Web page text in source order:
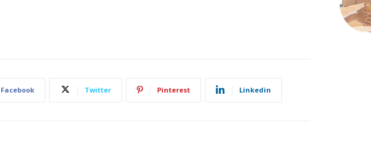
Facebook Twitter Pinterest Linkedin